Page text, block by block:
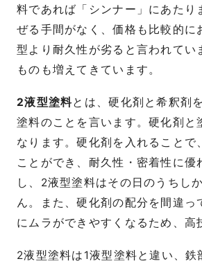
料であれば「シンナー」にあたり
ぜる手間がなく、価格も比較的に
型より耐久性が劣ると言われてい
ものも増えてきています。
2液型塗料とは、硬化剤と希釈剤
塗料のことを言います。硬化剤と
なります。硬化剤を入れることで
ことができ、耐久性・密着性に優
し、2液型塗料はその日のうちし
ん。また、硬化剤の配分を間違っ
にムラができやすくなるため、高
2液型塗料は1液型塗料と違い、鉄